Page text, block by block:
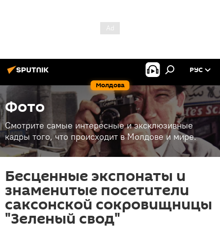
Молдова
РУС
Фото
Смотрите самые интересные и эксклюзивные
кадры того, что происходит в Молдове и мире.
Бесценные экспонаты и
знаменитые посетители
саксонской сокровищницы
"Зеленый свод"